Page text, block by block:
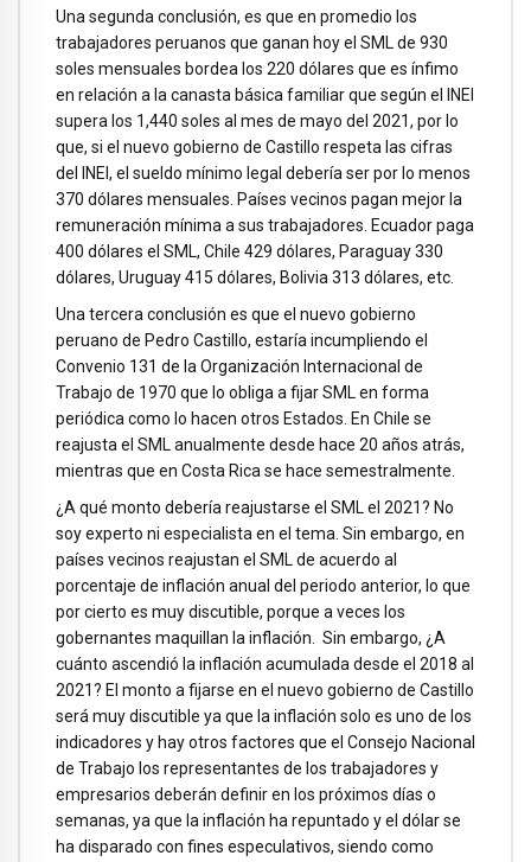
Una segunda conclusión, es que en promedio los
trabajadores peruanos que ganan hoy el SML de 930
soles mensuales bordea los 220 dólares que es ínfimo
en relación a la canasta básica familiar que según el INEI
supera los 1,440 soles al mes de mayo del 2021, por lo
que, si el nuevo gobierno de Castillo respeta las cifras
del INEI, el sueldo mínimo legal debería ser por lo menos
370 dólares mensuales. Países vecinos pagan mejor la
remuneración mínima a sus trabajadores. Ecuador paga
400 dólares el SML, Chile 429 dólares, Paraguay 330
dólares, Uruguay 415 dólares, Bolivia 313 dólares, etc.
Una tercera conclusión es que el nuevo gobierno
peruano de Pedro Castillo, estaría incumpliendo el
Convenio 131 de la Organización Internacional de
Trabajo de 1970 que lo obliga a fijar SML en forma
periódica como lo hacen otros Estados. En Chile se
reajusta el SML anualmente desde hace 20 años atrás,
mientras que en Costa Rica se hace semestralmente.
¿A qué monto debería reajustarse el SML el 2021? No
soy experto ni especialista en el tema. Sin embargo, en
países vecinos reajustan el SML de acuerdo al
porcentaje de inflación anual del periodo anterior, lo que
por cierto es muy discutible, porque a veces los
gobernantes maquillan la inflación. Sin embargo, ¿A
cuánto ascendió la inflación acumulada desde el 2018 al
2021? El monto a fijarse en el nuevo gobierno de Castillo
será muy discutible ya que la inflación solo es uno de los
indicadores y hay otros factores que el Consejo Nacional
de Trabajo los representantes de los trabajadores y
empresarios deberán definir en los próximos días o
semanas, ya que la inflación ha repuntado y el dólar se
ha disparado con fines especulativos, siendo como